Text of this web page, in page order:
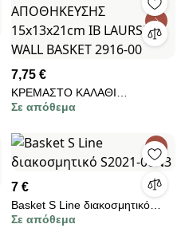
7,75 €
ΚΡΕΜΑΣΤΟ ΚΑΛΑΘΙ
ΑΠΟΘΗΚΕΥΣΗΣ 15x13x21cm
2916-00
Σε απόθεμα
7 €
Basket S Line διακοσμητικό
S2021-00N3
Σε απόθεμα